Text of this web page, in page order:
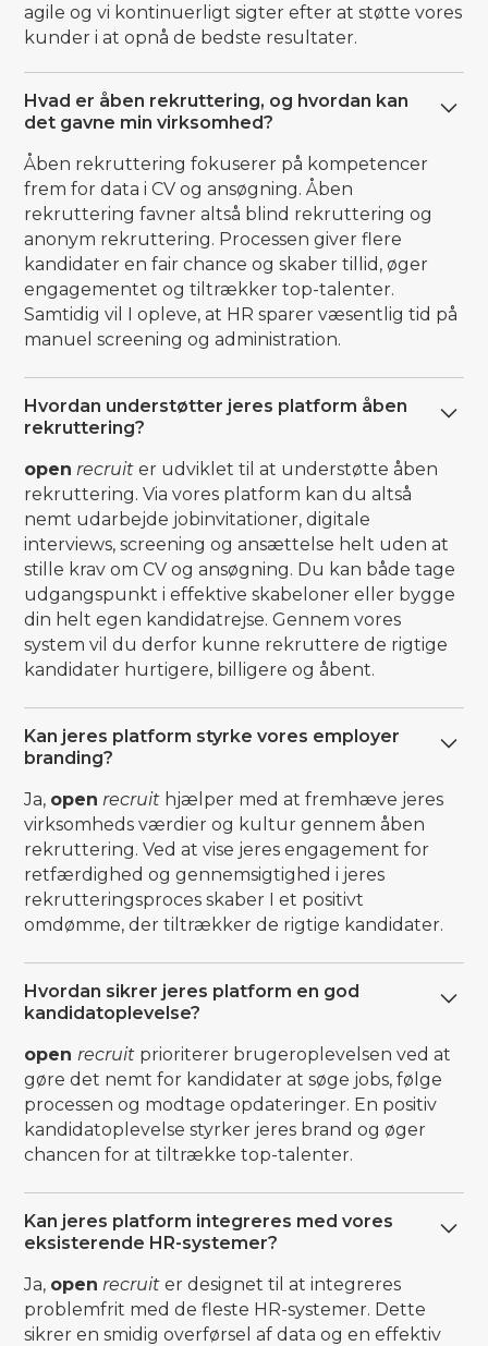
agile og vi kontinuerligt sigter efter at støtte vores
kunder i at opnå de bedste resultater.
Hvad er åben rekruttering, og hvordan kan
det gavne min virksomhed?
Åben rekruttering fokuserer på kompetencer
frem for data i CV og ansøgning. Åben
rekruttering favner altså blind rekruttering og
anonym rekruttering. Processen giver flere
kandidater en fair chance og skaber tillid, øger
engagementet og tiltrækker top-talenter.
Samtidig vil I opleve, at HR sparer væsentlig tid på
manuel screening og administration.
Hvordan understøtter jeres platform åben
rekruttering?
open recruit er udviklet til at understøtte åben
rekruttering. Via vores platform kan du altså
nemt udarbejde jobinvitationer, digitale
interviews, screening og ansættelse helt uden at
stille krav om CV og ansøgning. Du kan både tage
udgangspunkt i effektive skabeloner eller bygge
din helt egen kandidatrejse. Gennem vores
system vil du derfor kunne rekruttere de rigtige
kandidater hurtigere, billigere og åbent.
Kan jeres platform styrke vores employer
branding?
Ja, open recruit hjælper med at fremhæve jeres
virksomheds værdier og kultur gennem åben
rekruttering. Ved at vise jeres engagement for
retfærdighed og gennemsigtighed i jeres
rekrutteringsproces skaber I et positivt
omdømme, der tiltrækker de rigtige kandidater.
Hvordan sikrer jeres platform en god
kandidatoplevelse?
openrecruit prioriterer brugeroplevelsen ved at
gøre det nemt for kandidater at søge jobs, følge
processen og modtage opdateringer. En positiv
kandidatoplevelse styrker jeres brand og øger
chancen for at tiltrække top-talenter.
Kan jeres platform integreres med vores
eksisterende HR-systemer?
Ja, open recruit er designet til at integreres
problemfrit med de fleste HR-systemer. Dette
sikrer en smidig overførsel af data og en effektiv